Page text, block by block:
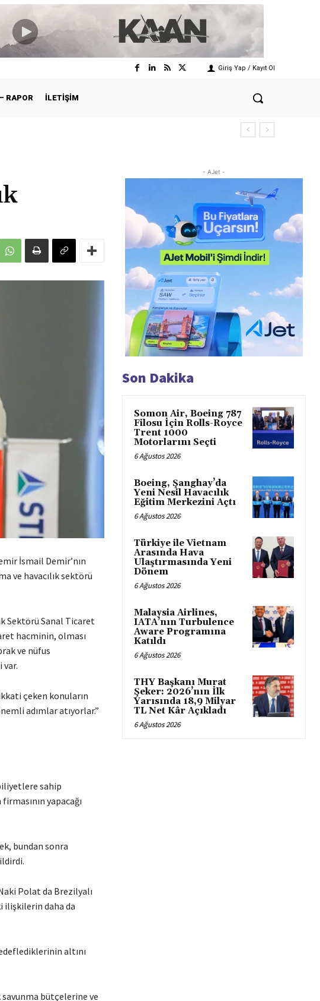
Giriş Yap / Kayıt Ol
RAPOR İLETIŞIM
İsmail Demir’nın
ve havacılık sektörü
Sektörü Sanal Ticaret
hacminin, olması
ve nüfus
var.
çeken konuların
adımlar atıyorlar.”
sahip
yapacağı
bundan sonra
Polat da Brezilyalı
ilişkilerin daha da
altını
bütçelerine ve
- AJet -
Son Dakika
Somon Air, Boeing 787
Filosu İçin Rolls-Royce
Trent 1000
Motorlarını Seçti
6 Ağustos 2026
Boeing, Şanghay’da
Yeni Nesil Havacılık
Eğitim Merkezini Açtı
6 Ağustos 2026
Türkiye ile Vietnam
Arasında Hava
Ulaştırmasında Yeni
Dönem
6 Ağustos 2026
Malaysia Airlines,
IATA’nın Turbulence
Aware Programına
Katıldı
6 Ağustos 2026
THY Başkanı Murat
Şeker: 2026’nın İlk
Yarısında 18,9 Milyar
TL Net Kâr Açıkladı
6 Ağustos 2026